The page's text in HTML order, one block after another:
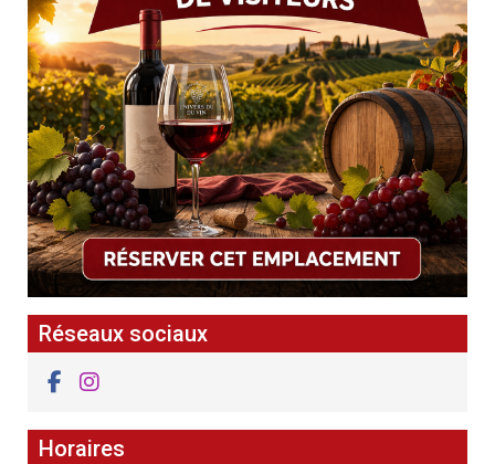
Réseaux sociaux
Horaires